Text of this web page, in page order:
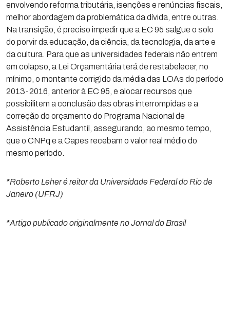
envolvendo reforma tributária, isenções e renúncias fiscais,
melhor abordagem da problemática da dívida, entre outras.
Na transição, é preciso impedir que a EC 95 salgue o solo
do porvir da educação, da ciência, da tecnologia, da arte e
da cultura. Para que as universidades federais não entrem
em colapso, a Lei Orçamentária terá de restabelecer, no
mínimo, o montante corrigido da média das LOAs do período
2013-2016, anterior à EC 95, e alocar recursos que
possibilitem a conclusão das obras interrompidas e a
correção do orçamento do Programa Nacional de
Assistência Estudantil, assegurando, ao mesmo tempo,
que o CNPq e a Capes recebam o valor real médio do
mesmo período.
*Roberto Leher é reitor da Universidade Federal do Rio de
Janeiro (UFRJ)
*Artigo publicado originalmente no Jornal do Brasil